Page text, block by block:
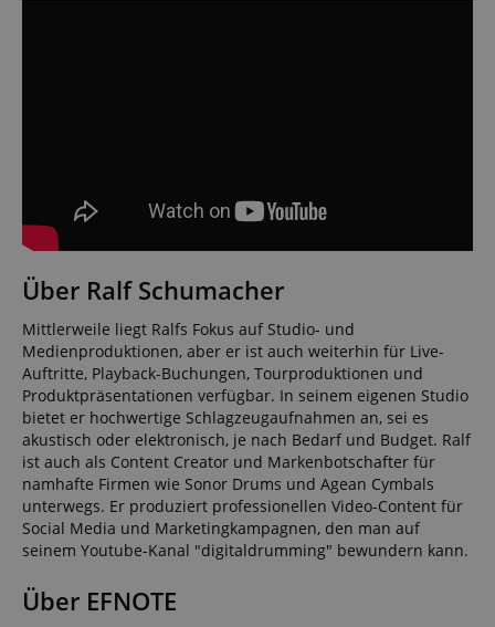
Über Ralf Schumacher
Mittlerweile liegt Ralfs Fokus auf Studio- und
Medienproduktionen, aber er ist auch weiterhin für Live-
Auftritte, Playback-Buchungen, Tourproduktionen und
Produktpräsentationen verfügbar. In seinem eigenen Studio
bietet er hochwertige Schlagzeugaufnahmen an, sei es
akustisch oder elektronisch, je nach Bedarf und Budget. Ralf
ist auch als Content Creator und Markenbotschafter für
namhafte Firmen wie Sonor Drums und Agean Cymbals
unterwegs. Er produziert professionellen Video-Content für
Social Media und Marketingkampagnen, den man auf
seinem Youtube-Kanal "digitaldrumming" bewundern kann.
Über EFNOTE